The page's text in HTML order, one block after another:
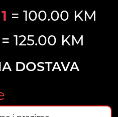
= 100.00 KM
= 125.00 KM
DOSTAVA